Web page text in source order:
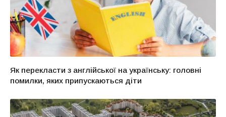
Як перекласти з англійської на українську: головні
помилки, яких припускаються діти